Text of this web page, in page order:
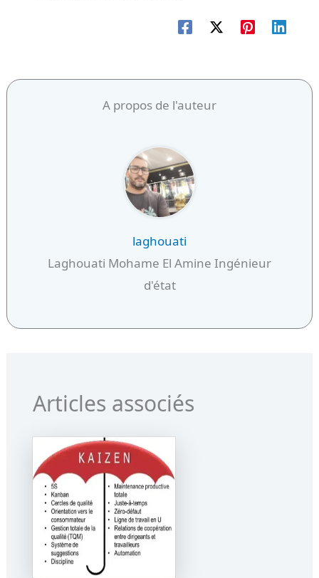
A propos de l'auteur
laghouati
Laghouati Mohame El Amine Ingénieur
d'état
Articles associés